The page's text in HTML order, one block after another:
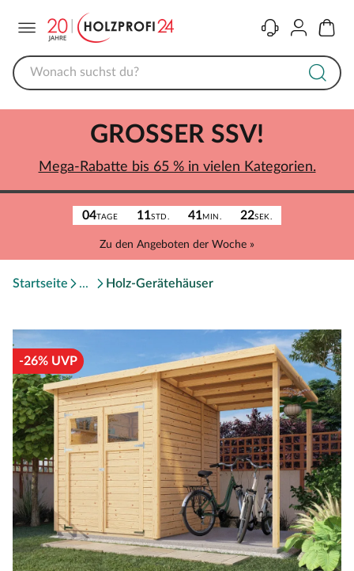
KontaktKonto
04TAGE 11STD. 41MIN. 22SEK.
Zu den Angeboten der Woche »
GROSSER SSV!
Mega-Rabatte bis 65 % in vielen Kategorien.
Startseite Holz-Gerätehäuser
-26% UVP